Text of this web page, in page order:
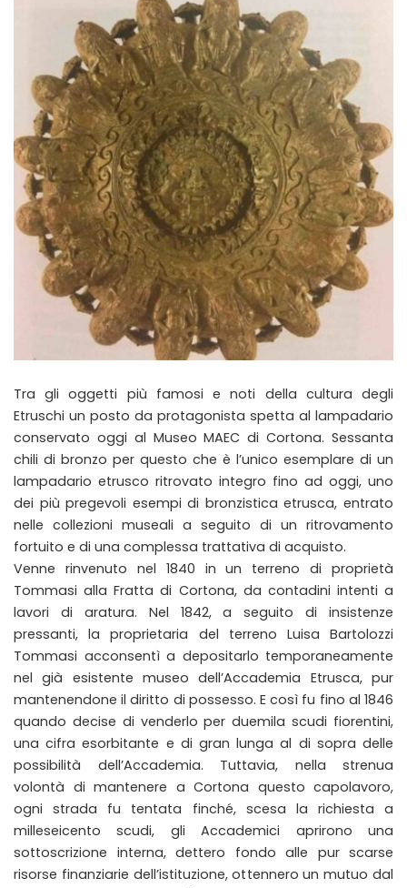
Tra gli oggetti più famosi e noti della cultura degli
Etruschi un posto da protagonista spetta al lampadario
conservato oggi al Museo MAEC di Cortona. Sessanta
chili di bronzo per questo che è l’unico esemplare di un
lampadario etrusco ritrovato integro fino ad oggi, uno
dei più pregevoli esempi di bronzistica etrusca, entrato
nelle collezioni museali a seguito di un ritrovamento
fortuito e di una complessa trattativa di acquisto.
Venne rinvenuto nel 1840 in un terreno di proprietà
Tommasi alla Fratta di Cortona, da contadini intenti a
lavori di aratura. Nel 1842, a seguito di insistenze
pressanti, la proprietaria del terreno Luisa Bartolozzi
Tommasi acconsentì a depositarlo temporaneamente
nel già esistente museo dell’Accademia Etrusca, pur
mantenendone il diritto di possesso. E così fu fino al 1846
quando decise di venderlo per duemila scudi fiorentini,
una cifra esorbitante e di gran lunga al di sopra delle
possibilità dell’Accademia. Tuttavia, nella strenua
volontà di mantenere a Cortona questo capolavoro,
ogni strada fu tentata finché, scesa la richiesta a
milleseicento scudi, gli Accademici aprirono una
sottoscrizione interna, dettero fondo alle pur scarse
risorse finanziarie dell’istituzione, ottennero un mutuo dal